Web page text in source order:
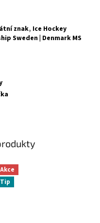
Akce
Tip
znak, Ice Hockey
Sweden | Denmark MS